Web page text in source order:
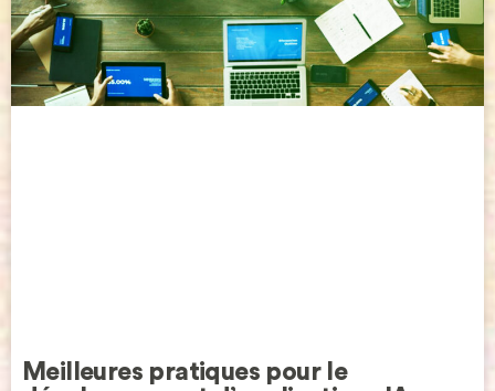
Meilleures pratiques pour le